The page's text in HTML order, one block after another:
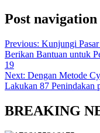
Post navigation
Previous: Kunjungi
Berikan Bantuan untuk
19
Next: Dengan Metode
Lakukan 87 Penindakan
BREAKING